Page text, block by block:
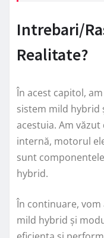
Intrebari/
Realitate?
În acest capitol,
sistem mild hybrid
acestuia. Am
internă, motorul
sunt
hybrid.
În continuare,
mild hybrid și